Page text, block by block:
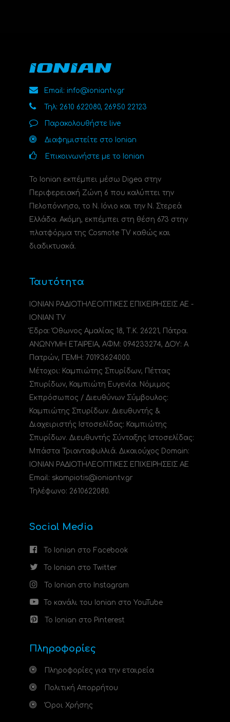
Email: info@ioniantv.gr
Τηλ: 2610 622080, 26950 22123
Παρακολουθήστε live
Διαφημιστείτε στο Ionian
Επικοινωνήστε με το Ionian
Το Ionian εκπέμπει μέσω Digea στην
Περιφερειακή Ζώνη 6 που καλύπτει την
Πελοπόννησο, το N. Ιόνιο και την Ν. Στερεά
Ελλάδα. Ακόμη, εκπέμπει στη θέση 673 στην
πλατφόρμα της Cosmote TV καθώς και
διαδικτυακά.
Ταυτότητα
ΙΟΝΙΑΝ ΡΑΔΙΟΤΗΛΕΟΠΤΙΚΕΣ ΕΠΙΧΕΙΡΗΣΕΙΣ ΑΕ -
IONIAN TV
Έδρα: Όθωνος Αμαλίας 18, Τ.Κ. 26221, Πάτρα.
ΑΝΩΝΥΜΗ ΕΤΑΙΡΕΙΑ, ΑΦΜ: 094233274, ΔΟΥ: A
Πατρών, ΓΕΜΗ: 70193624000.
Μέτοχοι: Καμπιώτης Σπυρίδων, Πέττας
Σπυρίδων, Καμπιώτη Ευγενία. Νόμιμος
Εκπρόσωπος / Διευθύνων Σύμβουλος:
Καμπιώτης Σπυρίδων. Διευθυντής &
Διαχειριστής Ιστοσελίδας: Καμπιώτης
Σπυρίδων. Διευθυντής Σύνταξης Ιστοσελίδας:
Μπάστα Τριανταφυλλιά. Δικαιούχος Domain:
ΙΟΝΙΑΝ ΡΑΔΙΟΤΗΛΕΟΠΤΙΚΕΣ ΕΠΙΧΕΙΡΗΣΕΙΣ ΑΕ
Email: skampiotis@ioniantv.gr
Τηλέφωνο: 2610622080.
Social Media
Το Ionian στο Facebook
Το Ionian στο Twitter
Το Ionian στο Instagram
Το κανάλι του Ionian στο YouTube
Το Ionian στο Pinterest
Πληροφορίες
Πληροφορίες για την εταιρεία
Πολιτική Απορρήτου
Όροι Χρήσης